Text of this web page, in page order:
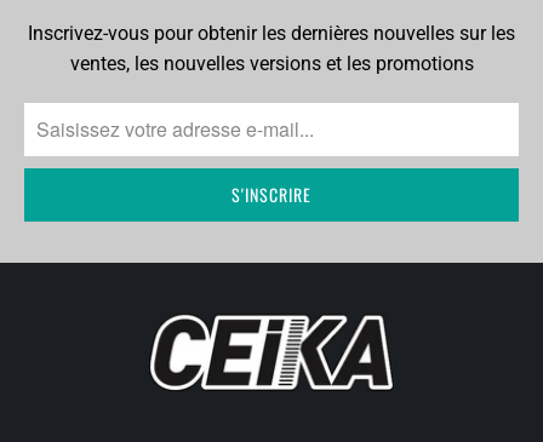
Inscrivez-vous pour obtenir les dernières nouvelles sur les
ventes, les nouvelles versions et les promotions